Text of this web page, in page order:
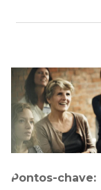
Pontos-chave: